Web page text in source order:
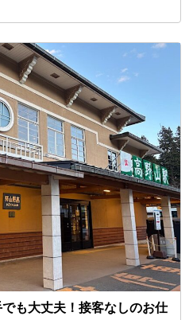
でも大丈夫！接客なしのお仕